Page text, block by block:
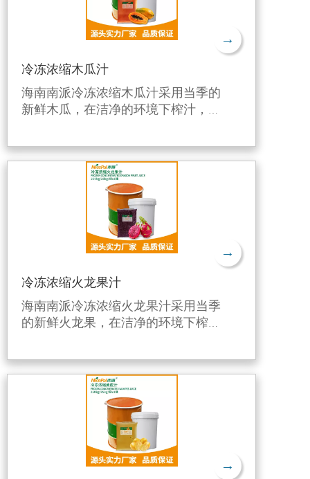
→
冷冻浓缩木瓜汁
海南南派冷冻浓缩木瓜汁采用当季的
新鲜木瓜，在洁净的环境下榨汁，利
冻，有效保留了木瓜的新鲜风味和营
→
冷冻浓缩火龙果汁
海南南派冷冻浓缩火龙果汁采用当季
的新鲜火龙果，在洁净的环境下榨
缩后，并在-38℃快速急冻后在-18℃
下冷冻，有效保留了火龙果的新鲜风
味和营养成分。
→